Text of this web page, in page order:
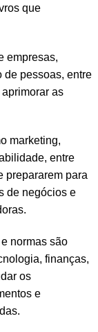
que
empresas,
de pessoas, entre
as
marketing,
entre
prepararem para
de negócios e
normas são
finanças,
os
e